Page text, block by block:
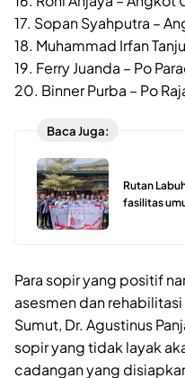
17. Sopan Syahputra –
18. Muhammad Irfan
19. Ferry Juanda – Po
20. Binner Purba – Po
Baca Juga:
Rutan
fasilitas
Para sopir yang positif
asesmen dan
Sumut, Dr. Agustinus
sopir yang tidak layak
cadangan yang